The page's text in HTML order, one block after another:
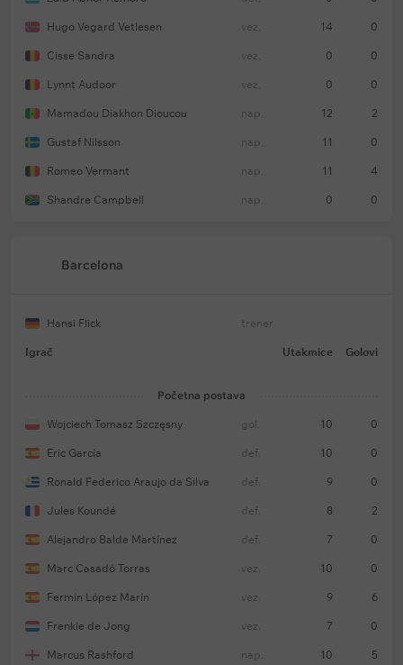
Hugo Vegard Vetlesen vez. 14 0
Cisse Sandra vez. 0 0
Lynnt Audoor vez. 0 0
Mamadou Diakhon Dioucou nap. 12 2
Gustaf Nilsson nap. 11 0
Romeo Vermant nap. 11 4
Shandre Campbell nap. 0 0
Barcelona
Hansi Flick trener
Igrač Utakmice Golovi
Početna postava
Wojciech Tomasz Szczęsny gol. 10 0
Eric García def. 10 0
Ronald Federico Araujo da Silva def. 9 0
Jules Koundé def. 8 2
Alejandro Balde Martínez def. 7 0
Marc Casadó Torras vez. 10 0
Fermín López Marín vez. 9 6
Frenkie de Jong vez. 7 0
Marcus Rashford nap. 10 5